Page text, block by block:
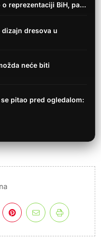
reprezentaciji BiH, pa…
dresova u
neće biti
pitao pred ogledalom: